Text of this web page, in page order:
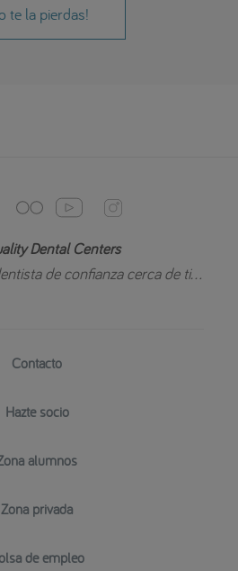
te la pierdas!
Dental Centers
de confianza cerca de ti...
Contacto
Hazte socio
alumnos
Zona privada
de empleo